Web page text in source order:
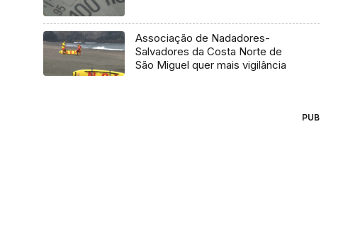
Associação de Nadadores-
Salvadores da Costa Norte de
São Miguel quer mais vigilância
PUB